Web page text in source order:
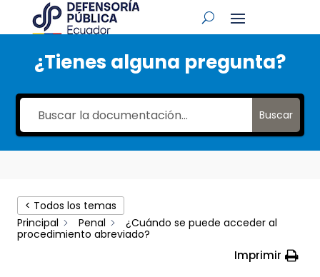
¿Tienes alguna pregunta?
Buscar
< Todos los temas
Principal
Penal
¿Cuándo se puede acceder al
procedimiento abreviado?
Imprimir